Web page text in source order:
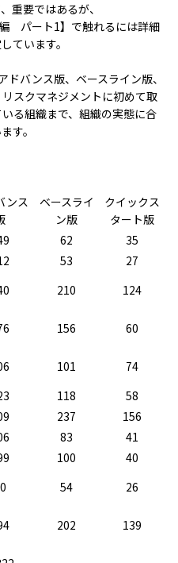
重要ではあるが、
編 パート1】で触れるには詳細
ています。
バンス版、ベースライン版、
スクマネジメントに初めて取
る組織まで、組織の実態に合
す。
ンス
ベースライ
ン版
クイックス
タート版
62
35
53 27
210
124
156
60
101
74
118
58
237
156
83 41
100
40
54
26
202
139